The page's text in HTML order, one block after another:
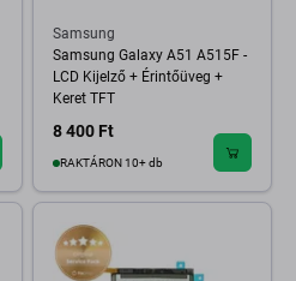
Samsung
Samsung Galaxy A51 A515F -
LCD Kijelző + Érintőüveg +
Keret TFT
8 400 Ft
RAKTÁRON 10+ db